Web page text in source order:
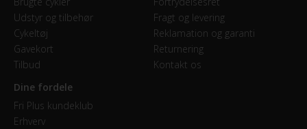
Udstyr og tilbehør
Cykeltøj
Gavekort
Tilbud
Fragt og levering
Reklamation og garanti
Returnering
Kontakt os
Dine fordele
Fri Plus kundeklub
Erhverv